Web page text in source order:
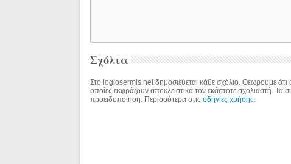
Σχόλια
Στο logiosermis.net δημοσιεύεται κάθε σχόλιο. Θεωρούμε ότι
οποίες εκφράζουν αποκλειστικά τον εκάστοτε σχολιαστή. Τα
προειδοποίηση. Περισσότερα στιςοδηγίες χρήσης